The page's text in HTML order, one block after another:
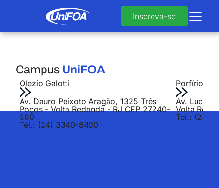
Inscreva-se
Campus UniFOA
Olezio Galotti
Av. Dauro Peixoto Aragão, 1325 Três
Poços - Volta Redonda - RJ CEP 27240-
560
Tel.: (24) 3340-8400
Porfírio
Av. Lucas
Volta
Tel.: (24)